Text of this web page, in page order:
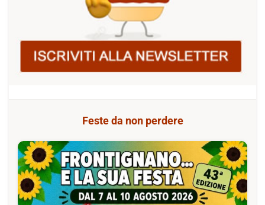
Feste da non perdere